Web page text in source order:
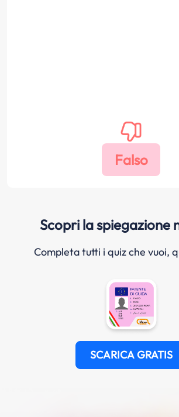
Scopri la spiegazione
Completa tutti i quiz che vuoi,
SCARICA GRATIS